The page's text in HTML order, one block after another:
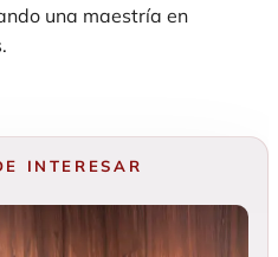
una maestría en
INTERESAR